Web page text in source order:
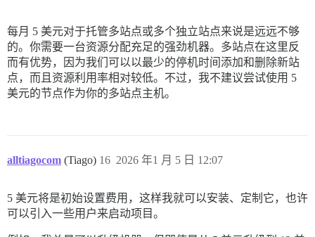
每月 5 美元对于托管多站点或多个独立站点来说是远远不够
的。你需要一台资源分配充足的强劲机器。多站点在这里反
而有优势，因为我们可以以最少的停机时间添加和删除新站
点，而且资源利用率相对较低。不过，我不建议尝试使用 5
美元的节点作为你的多站点主机。
alltiagocom (Tiago) 2026 年1 月 5 日 12:07
16
5 美元将是初始设置费用，这样我就可以安装、定制它，也许
可以引入一些用户来启动项目。